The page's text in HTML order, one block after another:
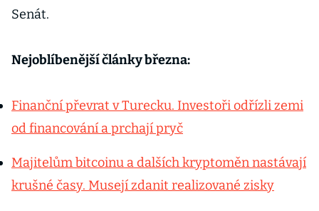
Senát.
Nejoblíbenější články března:
Finanční převrat v Turecku. Investoři odřízli zemi
od financování a prchají pryč
Majitelům bitcoinu a dalších kryptoměn nastávají
krušné časy. Musejí zdanit realizované zisky